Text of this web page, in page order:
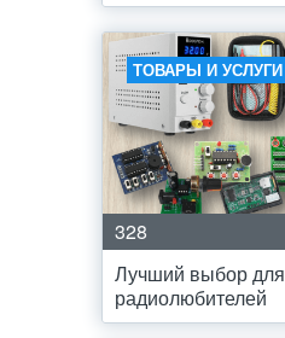
ТОВАРЫ И УСЛУГИ
328
Лучший выбор для
радиолюбителей